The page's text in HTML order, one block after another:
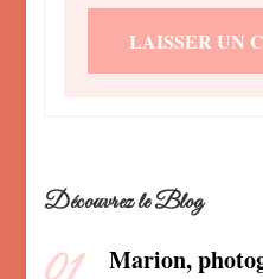
Découvrez le Blog
Marion,